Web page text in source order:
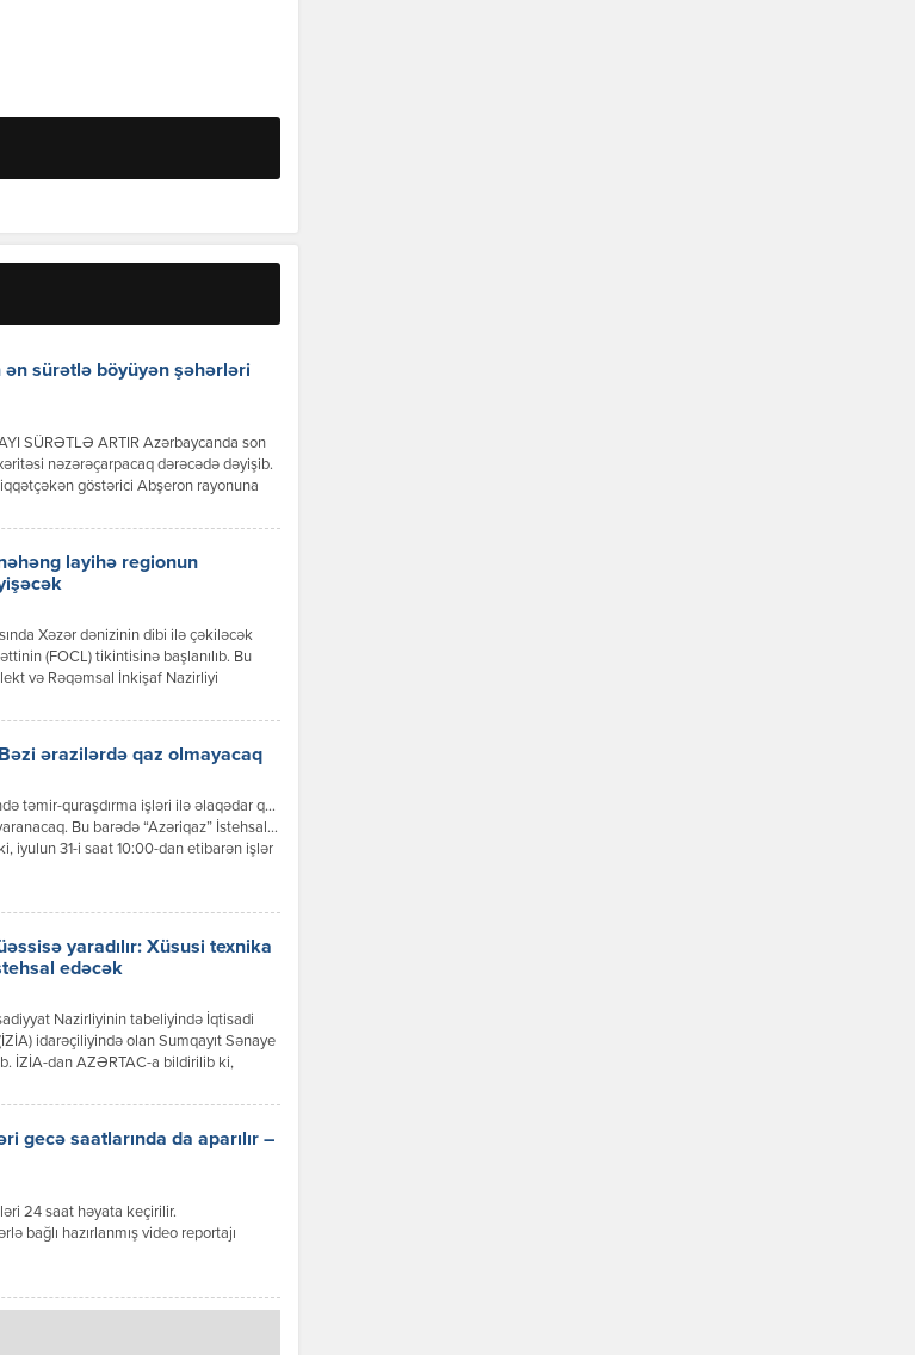
ən sürətlə böyüyən şəhərləri
SÜRƏTLƏ ARTIR Azərbaycanda son
nəzərəçarpacaq dərəcədə dəyişib.
göstərici Abşeron rayonuna
səbəbləri Bakının genişlənməsi, yeni
yüksək […]layihə regionun
Xəzər dənizinin dibi ilə çəkiləcək
(FOCL) tikintisinə başlanılıb. Bu
və Rəqəmsal İnkişaf Nazirliyi
olan üç iri kabel səbəti xüsusi logistika
ərazilərdə qaz olmayacaq
təmir-quraşdırma işləri ilə əlaqədar qaz
Bu barədə “Azəriqaz” İstehsalat
iyulun 31-i saat 10:00-dan etibarən işlər
yaradılır: Xüsusi texnika
edəcək
Nazirliyinin tabeliyində İqtisadi
idarəçiliyində olan Sumqayıt Sənaye
İZİA-dan AZƏRTAC-a bildirilib ki,
layihəsi çərçivəsində 200-dən çox daimi iş
gecə saatlarında da aparılır –
24 saat həyata keçirilir.
bağlı hazırlanmış video reportajı